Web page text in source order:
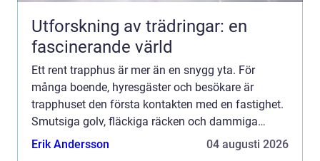
Utforskning av trädringar: en
fascinerande värld
Ett rent trapphus är mer än en snygg yta. För
många boende, hyresgäster och besökare är
trapphuset den första kontakten med en fastighet.
Smutsiga golv, fläckiga räcken och dammiga
entrémattor ger snabbt ett slitet intryck och kan till
Erik Andersson 04 augusti 2026